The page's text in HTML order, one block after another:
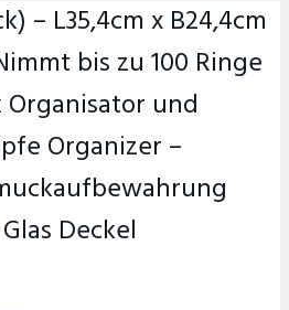
– L35,4cm x B24,4cm
bis zu 100 Ringe
Organisator und
Organizer –
Deckel